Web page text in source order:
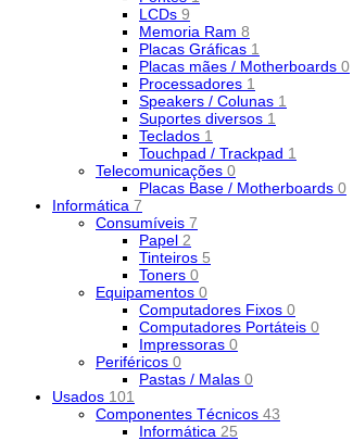
LCDs 9
Memoria Ram 8
Placas Gráficas 1
Placas mães / Motherboards 0
Processadores 1
Speakers / Colunas 1
Suportes diversos 1
Teclados 1
Touchpad / Trackpad 1
Telecomunicações 0
Placas Base / Motherboards 0
Informática 7
Consumíveis 7
Papel 2
Tinteiros 5
Toners 0
Equipamentos 0
Computadores Fixos 0
Computadores Portáteis 0
Impressoras 0
Periféricos 0
Pastas / Malas 0
Usados 101
Componentes Técnicos 43
Informática 25